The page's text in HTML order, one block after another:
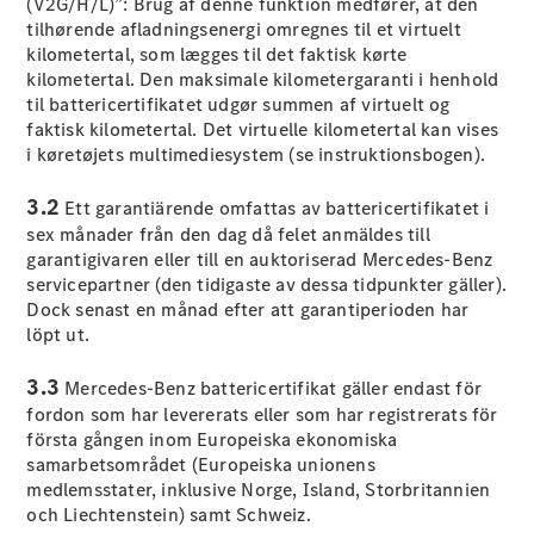
EQS
SUV
Elektrisk
Mercedes-
Maybach
EQS SUV
Elektrisk
GLA
GLA
Ny
GLB Elektrisk
GLB
GLC
Elektrisk
GLC
GLC Coupé
GLE
GLS
Mercedes-
Maybach
GLS
G-
Klass
Elektrisk
tilhørende afladningsenergi omregnes til et virtuelt
kilometertal, som lægges til det faktisk kørte
kilometertal. Den maksimale kilometergaranti i henhold
til battericertifikatet udgør summen af virtuelt og
faktisk kilometertal. Det virtuelle kilometertal kan vises
i køretøjets multimediesystem (se instruktionsbogen).
3.2 Ett garantiärende omfattas av battericertifikatet i
sex månader från den dag då felet anmäldes till
garantigivaren eller till en auktoriserad Mercedes-Benz
servicepartner (den tidigaste av dessa tidpunkter gäller).
Dock senast en månad efter att garantiperioden har
löpt ut.
3.3 Mercedes-Benz battericertifikat gäller endast för
fordon som har levererats eller som har registrerats för
första gången inom Europeiska ekonomiska
samarbetsområdet (Europeiska unionens
medlemsstater, inklusive Norge, Island, Storbritannien
och Liechtenstein) samt Schweiz.